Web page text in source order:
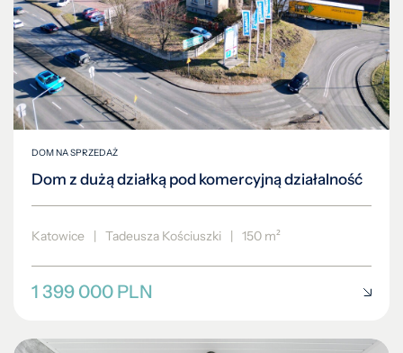
DOM NA SPRZEDAŻ
Dom z dużą działką pod komercyjną działalność
Katowice Tadeusza Kościuszki 150 m²
1 399 000 PLN